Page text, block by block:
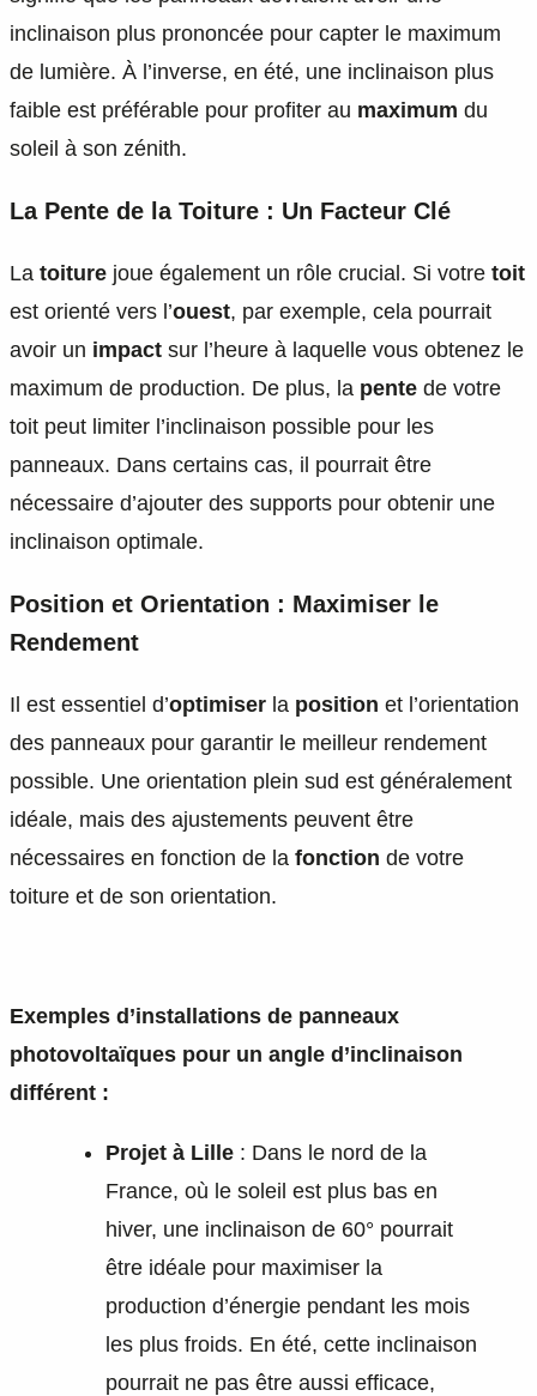
inclinaison plus prononcée pour capter le maximum
de lumière. À l’inverse, en été, une inclinaison plus
faible est préférable pour profiter au maximum du
soleil à son zénith.
La Pente de la Toiture : Un Facteur Clé
La toiture joue également un rôle crucial. Si votre toit
est orienté vers l’ouest, par exemple, cela pourrait
avoir un impact sur l’heure à laquelle vous obtenez le
maximum de production. De plus, la pente de votre
toit peut limiter l’inclinaison possible pour les
panneaux. Dans certains cas, il pourrait être
nécessaire d’ajouter des supports pour obtenir une
inclinaison optimale.
Position et Orientation : Maximiser le
Rendement
Il est essentiel d’optimiser la position et l’orientation
des panneaux pour garantir le meilleur rendement
possible. Une orientation plein sud est généralement
idéale, mais des ajustements peuvent être
nécessaires en fonction de la fonction de votre
toiture et de son orientation.
Exemples d’installations de panneaux
photovoltaïques pour un angle d’inclinaison
différent :
Projet à Lille : Dans le nord de la
France, où le soleil est plus bas en
hiver, une inclinaison de 60° pourrait
être idéale pour maximiser la
production d’énergie pendant les mois
les plus froids. En été, cette inclinaison
pourrait ne pas être aussi efficace,